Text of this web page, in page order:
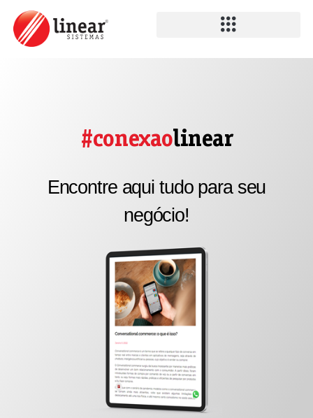
#conexaolinear
Encontre aqui tudo para seu
negócio!